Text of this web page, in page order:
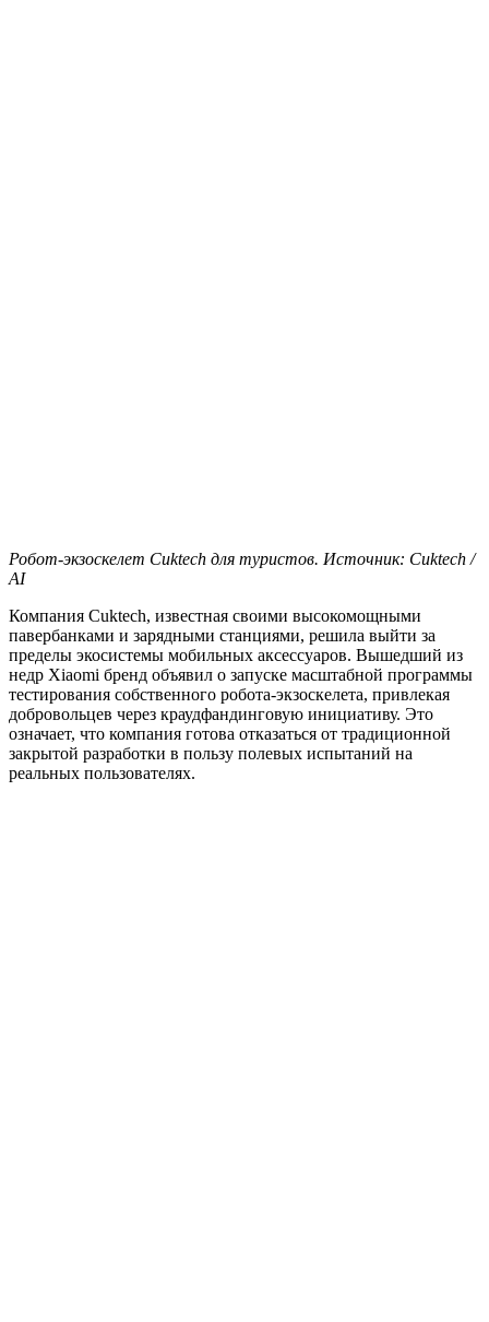
Робот-экзоскелет Cuktech для туристов. Источник: Cuktech /
AI
Компания Cuktech, известная своими высокомощными
павербанками и зарядными станциями, решила выйти за
пределы экосистемы мобильных аксессуаров. Вышедший из
недр Xiaomi бренд объявил о запуске масштабной программы
тестирования собственного робота-экзоскелета, привлекая
добровольцев через краудфандинговую инициативу. Это
означает, что компания готова отказаться от традиционной
закрытой разработки в пользу полевых испытаний на
реальных пользователях.